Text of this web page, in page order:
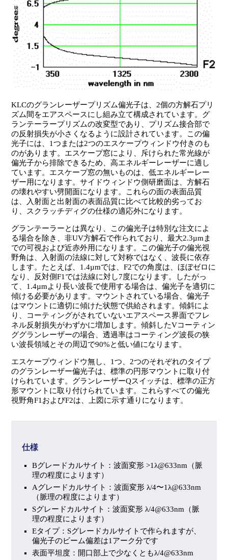
KLCのグランレーザープリズム偏光子は、2個の方解石プリ
ズム間をエアスペースにし組み立て構成されています。グ
ランテーラープリズムの改変型であり、プリズム接合部で
の反射損失が小さくなるように設計されています。この偏
光子には、1つまたは2つのエスケープウィンドウ付きのも
のがあります。エスケープ窓により、斥けられた常光線が
偏光子から排除できるため、高エネルギーレーザーに適し
ています。エスケープ窓の無いものは、低エネルギーレー
ザー用になります。サイドウィンドウ側研磨面は、方解石
の壊れやすい劈開面になります。これらの面の表面品質
は、入射面と出射面の表面品質に比べて比較的劣ってお
り、スクラッチディグの仕様の適応外になります。
グランテーラーとは異なり、この偏光子は特別な注文によ
る場合を除き、非UV方解石で作られており、最大2.3µmま
での可視および近赤外用になります。この偏光子の偏光視
野角は、入射面の法線に対して対称ではなく、波長に依存
します。たとえば、1.4µmでは、F2での角度は、ほぼゼロに
なり、反対側F1では法線に対し7度になります。したがっ
て、1.4µmより長い波長で使用する場合は、偏光子を適切に
傾ける必要があります。マウントされている場合、偏光子
はマウントに適切に傾けた状態で供給されます。傾斜によ
り、コーティングがされていないエアスペース界面でフレ
ネル反射損失がわずかに増加します。傾斜したVコーティン
ググランレーザーの場合、透過率はコーティング波長の狭
い波長領域とその周辺で90%と低い値になります。
エスケープウィンドウ無し、1つ、2つのそれぞれのタイプ
のグランレーザー偏光子は、標準の円形マウントに取り付
けられています。グランレーザーQスイッチは、標準の正方
形マウントに取り付けられています。これらすべての偏光
視野角F1およびF2は、上図に示す通りになります。
仕様
Bグレードカルサイト：波面変形 >1λ@633nm（脈
理の程度によります）
Aグレードカルサイト：波面変形 λ/4〜1λ@633nm
（脈理の程度によります）
Sグレードカルサイト：波面変形 λ/4@633nm（脈
理の程度によります）
Eタイプ：Sグレードカルサイトで作られますが、
偏光子のビーム偏差は1アーク分です
表面平坦度：開口部上で少なくともλ/4@633nm